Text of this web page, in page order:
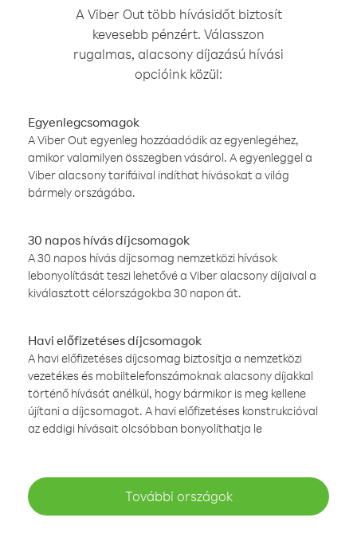
A Viber Out több hívásidőt biztosít
kevesebb pénzért. Válasszon
rugalmas, alacsony díjazású hívási
opcióink közül:
Egyenlegcsomagok
A Viber Out egyenleg hozzáadódik az egyenlegéhez,
amikor valamilyen összegben vásárol. A egyenleggel a
Viber alacsony tarifáival indíthat hívásokat a világ
bármely országába.
30 napos hívás díjcsomagok
A 30 napos hívás díjcsomag nemzetközi hívások
lebonyolítását teszi lehetővé a Viber alacsony díjaival a
kiválasztott célországokba 30 napon át.
Havi előfizetéses díjcsomagok
A havi előfizetéses díjcsomag biztosítja a nemzetközi
vezetékes és mobiltelefonszámoknak alacsony díjakkal
történő hívását anélkül, hogy bármikor is meg kellene
újítani a díjcsomagot. A havi előfizetéses konstrukcióval
az eddigi hívásait olcsóbban bonyolíthatja le
További országok